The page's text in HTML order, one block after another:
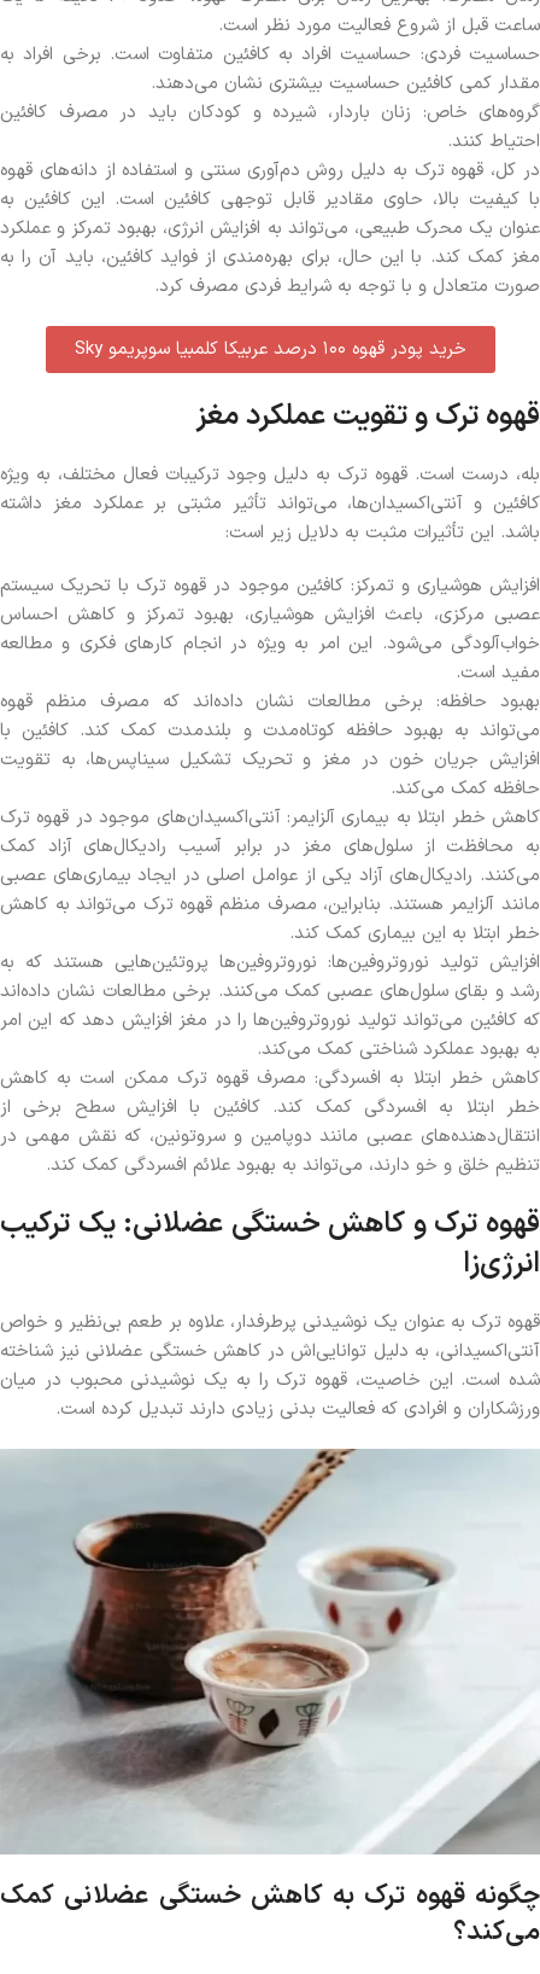
ساعت قبل از شروع فعالیت مورد نظر است.
حساسیت فردی: حساسیت افراد به کافئین متفاوت است. برخی افراد به
مقدار کمی کافئین حساسیت بیشتری نشان می‌دهند.
گروه‌های خاص: زنان باردار، شیرده و کودکان باید در مصرف کافئین
احتیاط کنند.
در کل، قهوه ترک به دلیل روش دم‌آوری سنتی و استفاده از دانه‌های قهوه
با کیفیت بالا، حاوی مقادیر قابل توجهی کافئین است. این کافئین به
عنوان یک محرک طبیعی، می‌تواند به افزایش انرژی، بهبود تمرکز و عملکرد
مغز کمک کند. با این حال، برای بهره‌مندی از فواید کافئین، باید آن را به
صورت متعادل و با توجه به شرایط فردی مصرف کرد.
خرید پودر قهوه ۱۰۰ درصد عربیکا کلمبیا سوپریمو Sky
قهوه ترک و تقویت عملکرد مغز
بله، درست است. قهوه ترک به دلیل وجود ترکیبات فعال مختلف، به ویژه
کافئین و آنتی‌اکسیدان‌ها، می‌تواند تأثیر مثبتی بر عملکرد مغز داشته
باشد. این تأثیرات مثبت به دلایل زیر است:
افزایش هوشیاری و تمرکز: کافئین موجود در قهوه ترک با تحریک سیستم
عصبی مرکزی، باعث افزایش هوشیاری، بهبود تمرکز و کاهش احساس
خواب‌آلودگی می‌شود. این امر به ویژه در انجام کارهای فکری و مطالعه
مفید است.
بهبود حافظه: برخی مطالعات نشان داده‌اند که مصرف منظم قهوه
می‌تواند به بهبود حافظه کوتاه‌مدت و بلندمدت کمک کند. کافئین با
افزایش جریان خون در مغز و تحریک تشکیل سیناپس‌ها، به تقویت
حافظه کمک می‌کند.
کاهش خطر ابتلا به بیماری آلزایمر: آنتی‌اکسیدان‌های موجود در قهوه ترک
به محافظت از سلول‌های مغز در برابر آسیب رادیکال‌های آزاد کمک
می‌کنند. رادیکال‌های آزاد یکی از عوامل اصلی در ایجاد بیماری‌های عصبی
مانند آلزایمر هستند. بنابراین، مصرف منظم قهوه ترک می‌تواند به کاهش
خطر ابتلا به این بیماری کمک کند.
افزایش تولید نوروتروفین‌ها: نوروتروفین‌ها پروتئین‌هایی هستند که به
رشد و بقای سلول‌های عصبی کمک می‌کنند. برخی مطالعات نشان داده‌اند
که کافئین می‌تواند تولید نوروتروفین‌ها را در مغز افزایش دهد که این امر
به بهبود عملکرد شناختی کمک می‌کند.
کاهش خطر ابتلا به افسردگی: مصرف قهوه ترک ممکن است به کاهش
خطر ابتلا به افسردگی کمک کند. کافئین با افزایش سطح برخی از
انتقال‌دهنده‌های عصبی مانند دوپامین و سروتونین، که نقش مهمی در
تنظیم خلق و خو دارند، می‌تواند به بهبود علائم افسردگی کمک کند.
قهوه ترک و کاهش خستگی عضلانی: یک ترکیب
انرژی‌زا
قهوه ترک به عنوان یک نوشیدنی پرطرفدار، علاوه بر طعم بی‌نظیر و خواص
آنتی‌اکسیدانی، به دلیل توانایی‌اش در کاهش خستگی عضلانی نیز شناخته
شده است. این خاصیت، قهوه ترک را به یک نوشیدنی محبوب در میان
ورزشکاران و افرادی که فعالیت بدنی زیادی دارند تبدیل کرده است.
چگونه قهوه ترک به کاهش خستگی عضلانی کمک
می‌کند؟